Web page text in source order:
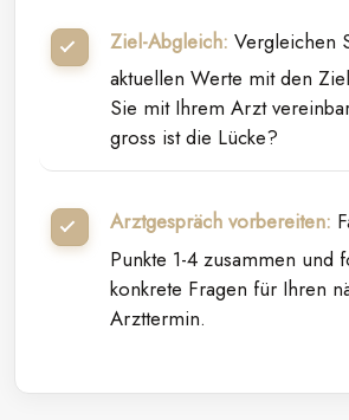
Ziel-Abgleich: Vergleichen
aktuellen Werte mit den
Sie mit Ihrem Arzt
gross ist die Lücke?
Arztgespräch vorbereiten:
Punkte 1-4 zusammen und
konkrete Fragen für Ihren
Arzttermin.